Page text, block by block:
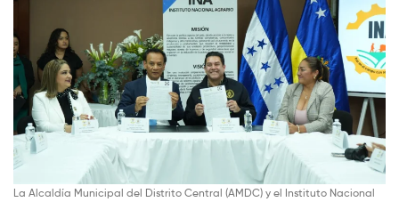
Buscar:
La Alcaldía Municipal del Distrito Central (AMDC) y el Instituto Nacional